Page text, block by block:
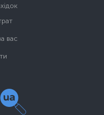
вас